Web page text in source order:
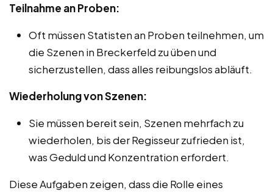
Teilnahme an Proben:
Oft müssen Statisten an Proben teilnehmen, um
die Szenen in Breckerfeld zu üben und
sicherzustellen, dass alles reibungslos abläuft.
Wiederholung von Szenen:
Sie müssen bereit sein, Szenen mehrfach zu
wiederholen, bis der Regisseur zufrieden ist,
was Geduld und Konzentration erfordert.
Diese Aufgaben zeigen, dass die Rolle eines